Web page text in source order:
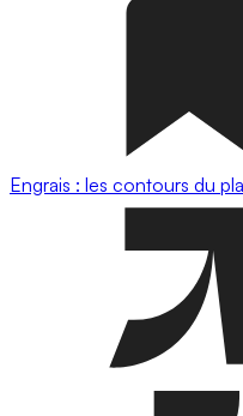
Engrais : les contours du